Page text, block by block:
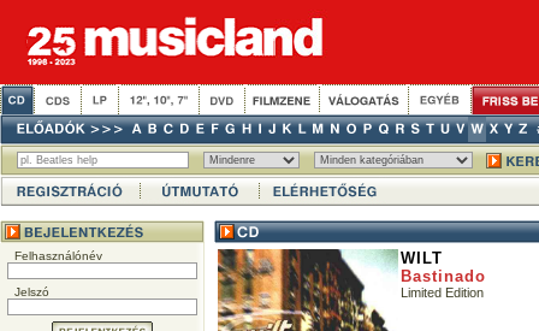
Felhasználónév
Jelszó
WILT
Bastinado
Limited Edition